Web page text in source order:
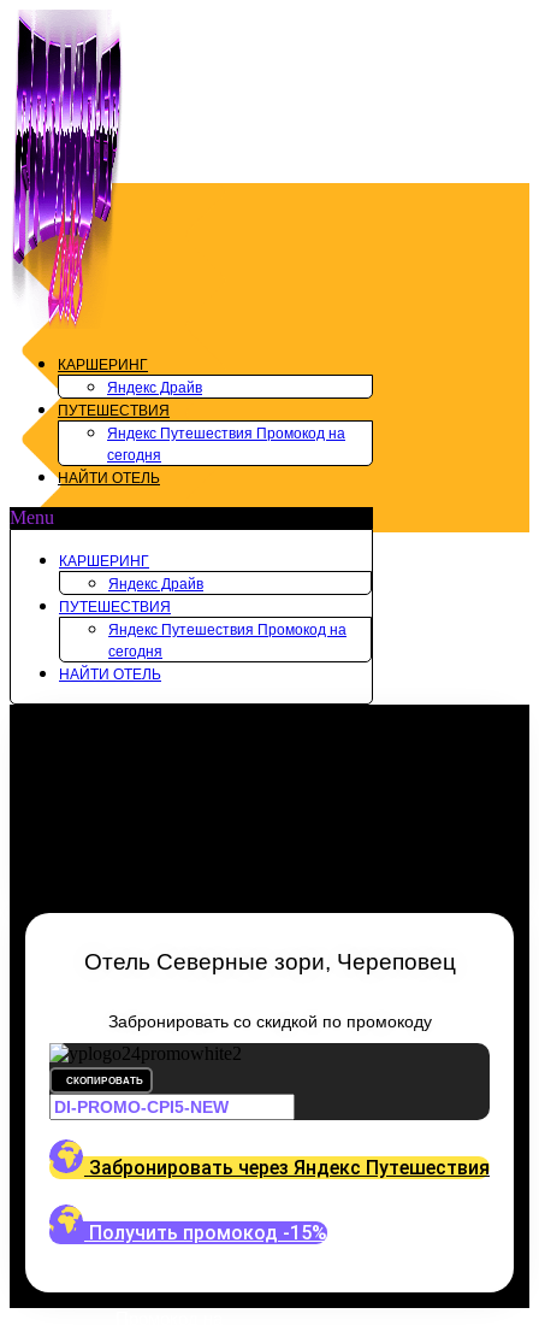
Перейти
содержимому
КАРШЕРИНГ
Яндекс Драйв
ПУТЕШЕСТВИЯ
Яндекс Путешествия Промокод на
сегодня
НАЙТИ ОТЕЛЬ
Menu
КАРШЕРИНГ
Яндекс Драйв
ПУТЕШЕСТВИЯ
Яндекс Путешествия Промокод на
сегодня
НАЙТИ ОТЕЛЬ
Отель Северные зори, Череповец
Забронировать со скидкой по промокоду
СКОПИРОВАТЬ
Забронировать через Яндекс Путешествия
Получить промокод -15%